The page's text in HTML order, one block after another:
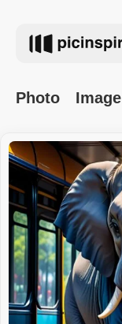
Photo Image